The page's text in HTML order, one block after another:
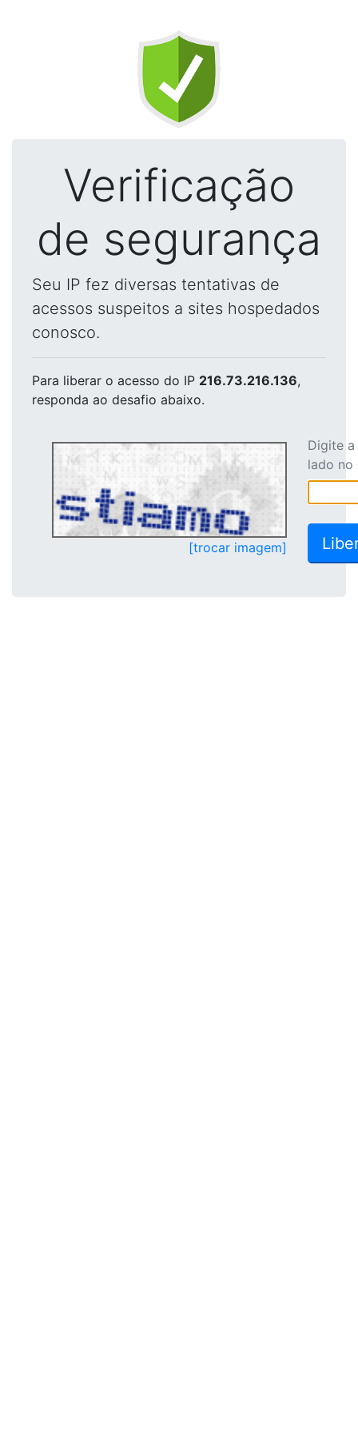
Verificação
de segurança
Seu IP fez diversas tentativas de
acessos suspeitos a sites hospedados
conosco.
Para liberar o acesso do IP 216.73.216.136,
responda ao desafio abaixo.
[trocar imagem]
Digite
lado no